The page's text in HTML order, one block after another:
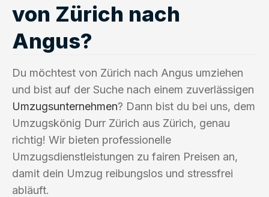
von Zürich nach
Angus?
Du möchtest von Zürich nach Angus umziehen
und bist auf der Suche nach einem zuverlässigen
Umzugsunternehmen? Dann bist du bei uns, dem
Umzugskönig Durr Zürich aus Zürich, genau
richtig! Wir bieten professionelle
Umzugsdienstleistungen zu fairen Preisen an,
damit dein Umzug reibungslos und stressfrei
abläuft.